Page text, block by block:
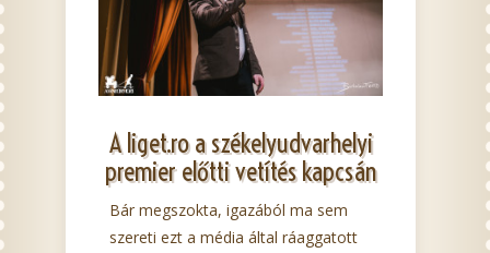
A liget.ro a székelyudvarhelyi
premier előtti vetítés kapcsán
Bár megszokta, igazából ma sem
szereti ezt a média által ráaggatott